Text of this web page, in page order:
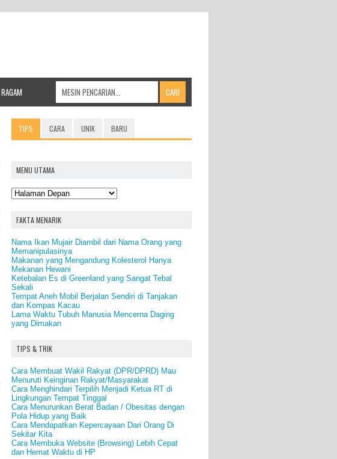
RAGAM
TIPS CARA UNIK BARU
MENU UTAMA
FAKTA MENARIK
Nama Ikan Mujair Diambil dari Nama Orang yang
Memanipulasinya
Makanan yang Mengandung Kolesterol Hanya
Mekanan Hewani
Ketebalan Es di Greenland yang Sangat Tebal
Sekali
Tempat Aneh Mobil Berjalan Sendiri di Tanjakan
dan Kompas Kacau
Lama Waktu Tubuh Manusia Mencerna Daging
yang Dimakan
TIPS & TRIK
Cara Membuat Wakil Rakyat (DPR/DPRD) Mau
Menuruti Keinginan Rakyat/Masyarakat
Cara Menghindari Terpilih Menjadi Ketua RT di
Lingkungan Tempat Tinggal
Cara Menurunkan Berat Badan / Obesitas dengan
Pola Hidup yang Baik
Cara Mendapatkan Kepercayaan Dari Orang Di
Sekitar Kita
Cara Membuka Website (Browsing) Lebih Cepat
dan Hemat Waktu di HP